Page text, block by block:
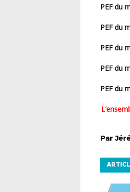
PEF du
PEF du
PEF du
PEF du
PEF du
L’ensemble de ces clubs seront mis en avant et récompensés lors de l’Assemblée Générale du
Par